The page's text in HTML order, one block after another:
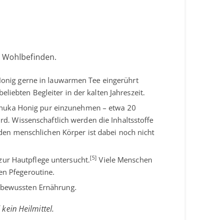
gerne in lauwarmen Tee eingerührt
Begleiter in der kalten Jahreszeit.
Honig pur einzunehmen – etwa 20
Wissenschaftlich werden die Inhaltsstoffe
menschlichen Körper ist dabei noch nicht
Hautpflege untersucht.[5] Viele Menschen
Pfegeroutine.
Ernährung.
kein Heilmittel.